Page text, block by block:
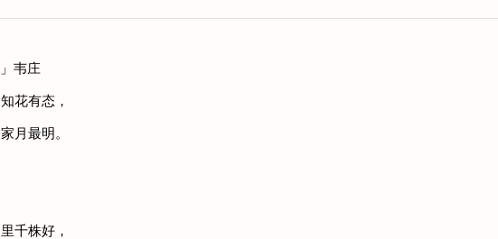
韦庄
花有态，
月最明。
千株好，